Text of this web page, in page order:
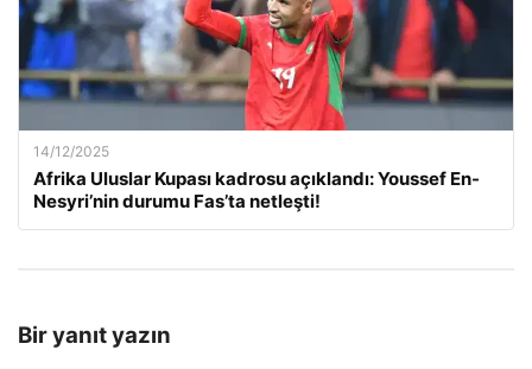
14/12/2025
Afrika Uluslar Kupası kadrosu açıklandı: Youssef En-
Nesyri’nin durumu Fas’ta netleşti!
Bir yanıt yazın